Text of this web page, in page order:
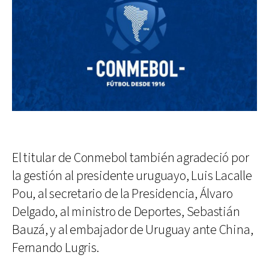
El titular de Conmebol también agradeció por
la gestión al presidente uruguayo, Luis Lacalle
Pou, al secretario de la Presidencia, Álvaro
Delgado, al ministro de Deportes, Sebastián
Bauzá, y al embajador de Uruguay ante China,
Fernando Lugris.